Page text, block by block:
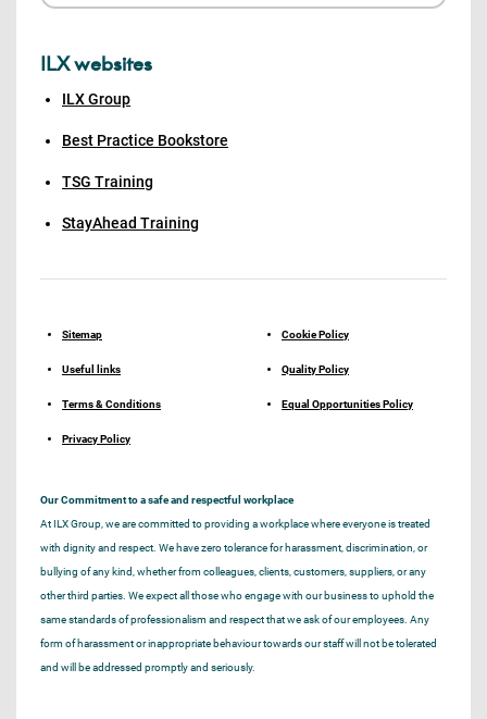
ILX websites
ILX Group
Best Practice Bookstore
TSG Training
StayAhead Training
Sitemap
Useful links
Terms & Conditions
Privacy Policy
Cookie Policy
Quality Policy
Equal Opportunities Policy
Our Commitment to a safe and respectful workplace
At ILX Group, we are committed to providing a workplace where everyone is treated
with dignity and respect. We have zero tolerance for harassment, discrimination, or
bullying of any kind, whether from colleagues, clients, customers, suppliers, or any
other third parties. We expect all those who engage with our business to uphold the
same standards of professionalism and respect that we ask of our employees. Any
form of harassment or inappropriate behaviour towards our staff will not be tolerated
and will be addressed promptly and seriously.